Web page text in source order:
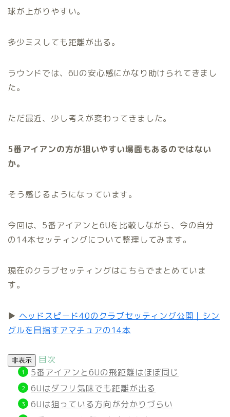
球が上がりやすい。
多少ミスしても距離が出る。
ラウンドでは、6Uの安心感にかなり助けられてきまし
た。
ただ最近、少し考えが変わってきました。
5番アイアンの方が狙いやすい場面もあるのではない
か。
そう感じるようになっています。
今回は、5番アイアンと6Uを比較しながら、今の自分
の14本セッティングについて整理してみます。
現在のクラブセッティングはこちらでまとめていま
す。
▶ ヘッドスピード40のクラブセッティング公開｜シン
グルを目指すアマチュアの14本
非表示
目次
5番アイアンと6Uの飛距離はほぼ同じ
6Uはダフリ気味でも距離が出る
6Uは狙っている方向が分かりづらい